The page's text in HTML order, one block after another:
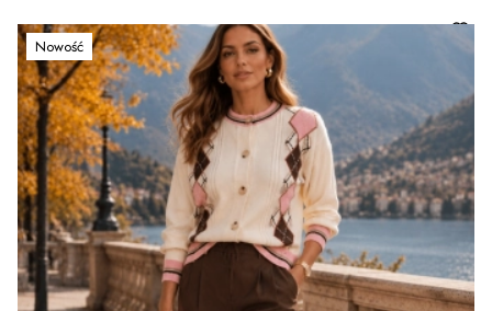
Nowość